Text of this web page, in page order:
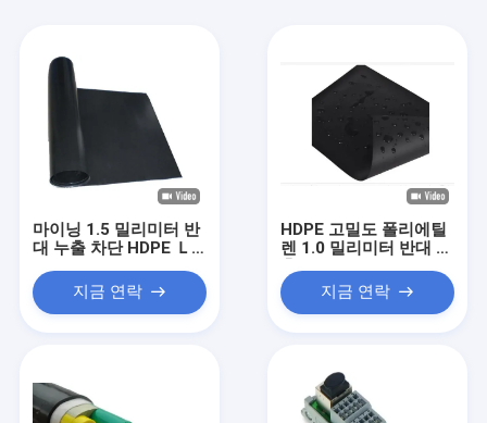
마이닝 1.5 밀리미터 반
대 누출 차단 HDPE Ｌ
ＤＰＥ 검은 차수막 직
물 라이너를 분리하세요
지금 연락
HDPE 고밀도 폴리에틸
렌 1.0 밀리미터 반대 누
출 차단 폐허 반대 오염
검정색 차수막 직물 라
이너
지금 연락